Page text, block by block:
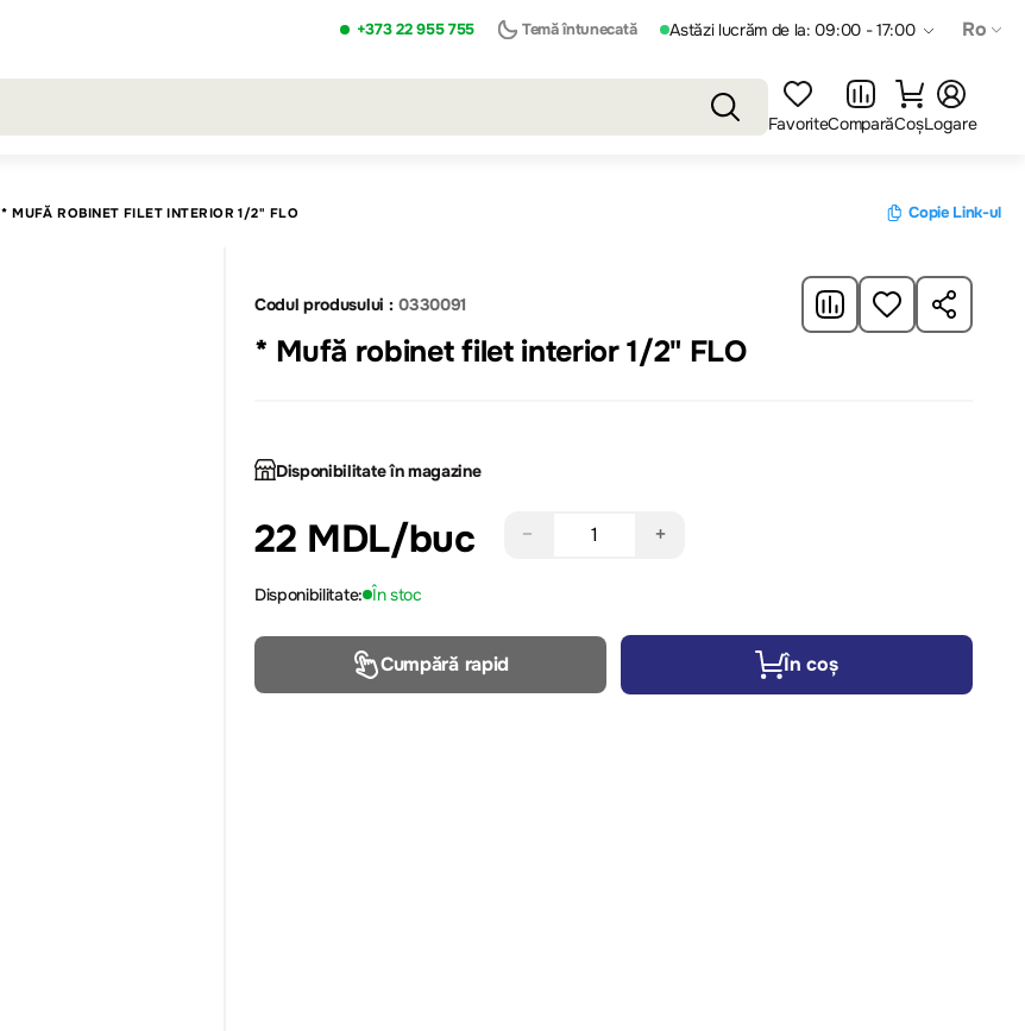
+373 22 955 755 Temă întunecată Astăzi lucrăm de la: 09:00 - 17:00 Ro
FavoriteComparăCoșLogare
* MUFĂ ROBINET FILET INTERIOR 1/2" FLO Copie Link-ul
Codul produsului : 0330091
* Mufă robinet filet interior 1/2" FLO
Disponibilitate în magazine
22 MDL/buc − +
Disponibilitate: În stoc
Cumpără rapid În coș